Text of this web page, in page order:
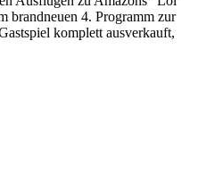
brandneuen 4. Programm zur
komplett ausverkauft,